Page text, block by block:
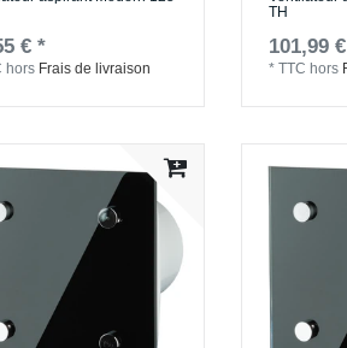
€ *
hors Frais de livraison
TH
101,99
*TTC hors